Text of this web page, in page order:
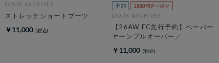
DOUX ARCHIVES
ストレッチショートブーツ
￥11,000
DOUX ARCHIVES
【26AW EC先行予約】ペーパー
ヤーンプルオーバー／
￥11,000